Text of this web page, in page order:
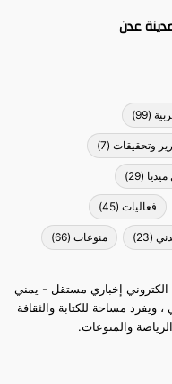
عدن
(99)
وتحقيقات (7)
(29)
فعاليات (45)
(23) منوعات (66)
الكتروني إخباري مستقل - يمني
ويفرد مساحة للكتابة والثقافة
والمنوعات.